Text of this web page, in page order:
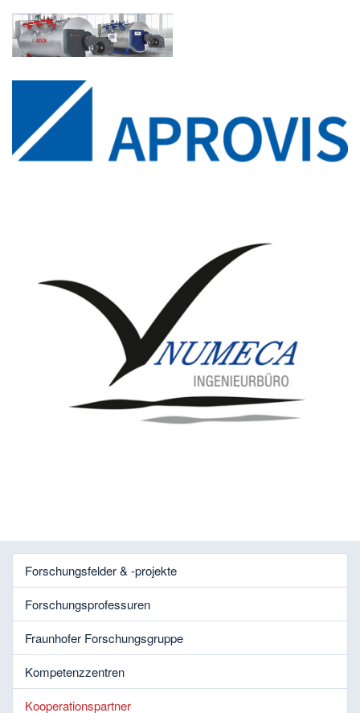
Forschungsfelder & -projekte
Forschungsprofessuren
Fraunhofer Forschungsgruppe
Kompetenzzentren
Kooperationspartner